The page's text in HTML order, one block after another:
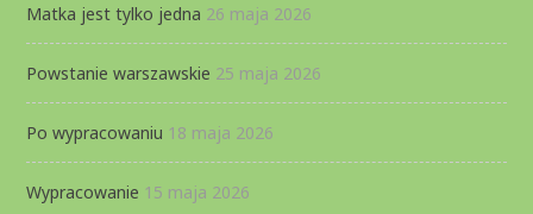
Matka jest tylko jedna 26 maja 2026
Powstanie warszawskie 25 maja 2026
Po wypracowaniu 18 maja 2026
Wypracowanie 15 maja 2026